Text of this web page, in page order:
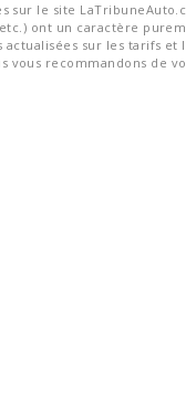
sur le site
ont un caractère
sur les tarifs
vous recommandons de